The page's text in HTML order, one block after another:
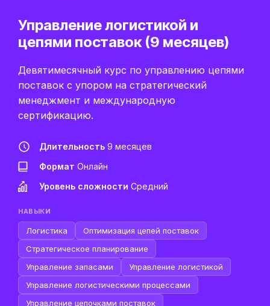
Управление логистикой и
цепями поставок (9 месяцев)
Девятимесячный курс по управлению цепями
поставок с упором на стратегический
менеджмент и международную
сертификацию.
Длительность 9 месяцев
Формат Онлайн
Уровень сложности Средний
НАВЫКИ
Логистика
Оптимизация цепей поставок
Стратегическое планирование
Управление запасами
Управление логистикой
Управление логистическими процессами
Управление цепочками поставок